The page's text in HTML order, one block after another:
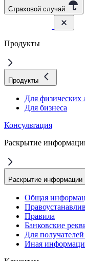
Страховой случай
Продукты
Продукты
Для физических
Для бизнеса
Консультация
Раскрытие
Раскрытие информации
Общая
Правила
Банковские
Для
Иная